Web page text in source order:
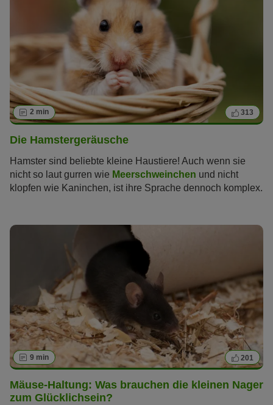
2 min 313
Die Hamstergeräusche
Hamster sind beliebte kleine Haustiere! Auch wenn sie
nicht so laut gurren wie Meerschweinchen und nicht
klopfen wie Kaninchen, ist ihre Sprache dennoch komplex.
9 min 201
Mäuse-Haltung: Was brauchen die kleinen Nager
zum Glücklichsein?